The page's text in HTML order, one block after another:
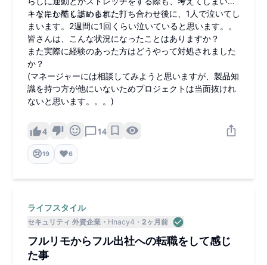
キドキしてしまいます。
・なにか酷く詰められた打ち合わせ後に、1人で泣いてし
まいます。2週間に1回くらい泣いていると思います。。
皆さんは、こんな状況になったことはありますか？
また実際に経験のあった方はどうやって対処されました
か？
(マネージャーには相談してみようと思いますが、製品知
識を持つ方が他にいないためプロジェクトは当面抜けれ
ないと思います。。。)
4 14
😢19 ❤️6
ライフスタイル
セキュリティ 外資企業 Hnacy4 2ヶ月前
フルリモからフル出社への転職をして感じ
た事